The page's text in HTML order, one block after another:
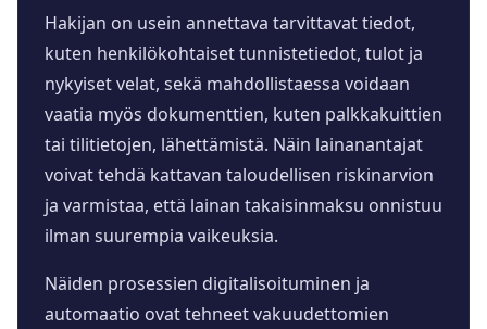
Hakijan on usein annettava tarvittavat tiedot,
kuten henkilökohtaiset tunnistetiedot, tulot ja
nykyiset velat, sekä mahdollistaessa voidaan
vaatia myös dokumenttien, kuten palkkakuittien
tai tilitietojen, lähettämistä. Näin lainanantajat
voivat tehdä kattavan taloudellisen riskinarvion
ja varmistaa, että lainan takaisinmaksu onnistuu
ilman suurempia vaikeuksia.
Näiden prosessien digitalisoituminen ja
automaatio ovat tehneet vakuudettomien